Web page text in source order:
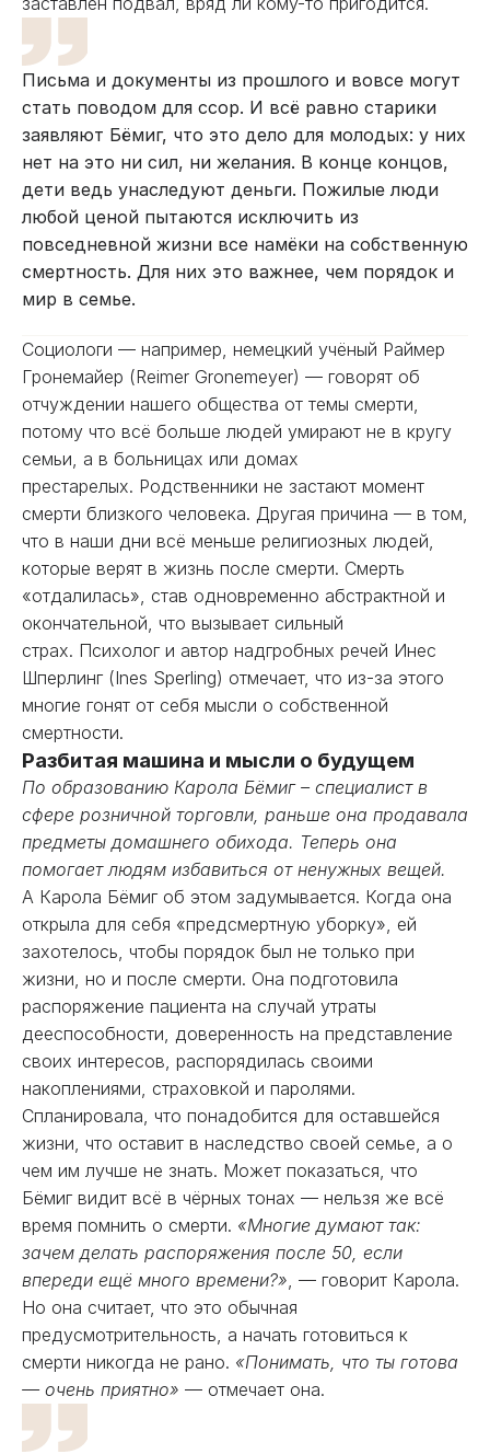
Письма и документы из прошлого и вовсе могут
стать поводом для ссор. И всё равно старики
заявляют Бёмиг, что это дело для молодых: у них
нет на это ни сил, ни желания. В конце концов,
дети ведь унаследуют деньги. Пожилые люди
любой ценой пытаются исключить из
повседневной жизни все намёки на собственную
смертность. Для них это важнее, чем порядок и
мир в семье.
Социологи — например, немецкий учёный Раймер
Гронемайер (Reimer Gronemeyer) — говорят об
отчуждении нашего общества от темы смерти,
потому что всё больше людей умирают не в кругу
семьи, а в больницах или домах
престарелых. Родственники не застают момент
смерти близкого человека. Другая причина — в том,
что в наши дни всё меньше религиозных людей,
которые верят в жизнь после смерти. Смерть
«отдалилась», став одновременно абстрактной и
окончательной, что вызывает сильный
страх. Психолог и автор надгробных речей Инес
Шперлинг (Ines Sperling) отмечает, что из-за этого
многие гонят от себя мысли о собственной
смертности.
Разбитая машина и мысли о будущем
По образованию Карола Бёмиг – специалист в
сфере розничной торговли, раньше она продавала
предметы домашнего обихода. Теперь она
помогает людям избавиться от ненужных вещей.
А Карола Бёмиг об этом задумывается. Когда она
открыла для себя «предсмертную уборку», ей
захотелось, чтобы порядок был не только при
жизни, но и после смерти. Она подготовила
распоряжение пациента на случай утраты
дееспособности, доверенность на представление
своих интересов, распорядилась своими
накоплениями, страховкой и паролями.
Спланировала, что понадобится для оставшейся
жизни, что оставит в наследство своей семье, а о
чем им лучше не знать. Может показаться, что
Бёмиг видит всё в чёрных тонах — нельзя же всё
время помнить о смерти. «Многие думают так:
зачем делать распоряжения после 50, если
впереди ещё много времени?», — говорит Карола.
Но она считает, что это обычная
предусмотрительность, а начать готовиться к
смерти никогда не рано. «Понимать, что ты готова
— очень приятно» — отмечает она.